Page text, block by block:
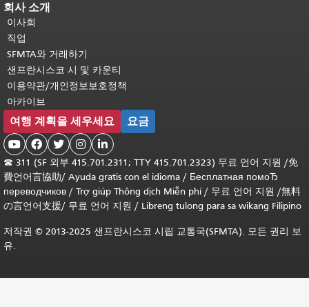
회사 소개
이사회
직업
SFMTA와 거래하기
샌프란시스코 시 및 카운티
이용약관/개인정보보호정책
아카이브
여행 계획을 세우세요 요금
    
☎ 311 (SF 외부 415.701.2311; TTY 415.701.2323) 무료 언어 지원 /免
費언어言協助/ Ayuda gratis con el idioma / Бесплатная помоЂ
переводчиков / Trợ giúp Thông dịch Miễn phí/ 무료 언어 지원 /無料
の言언어支援/ 무료 언어 지원 / Libreng tulong para sa wikang Filipino
저작권 © 2013-2025 샌프란시스코 시립 교통국(SFMTA). 모든 권리 보
유.